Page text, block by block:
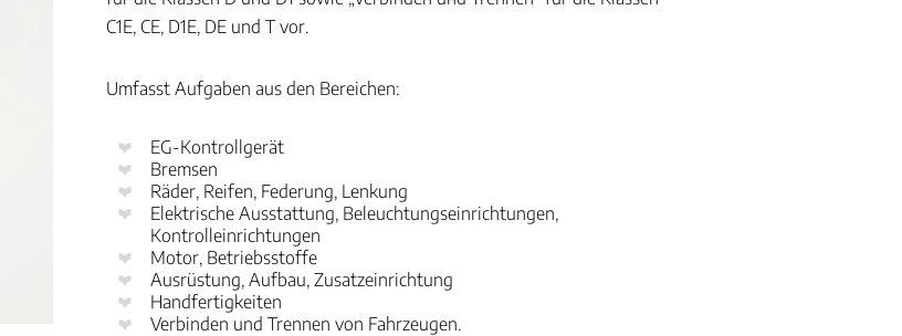
C1E, CE, D1E, DE und T vor.
Umfasst Aufgaben aus den Bereichen:
EG-Kontrollgerät
Bremsen
Räder, Reifen, Federung, Lenkung
Elektrische Ausstattung, Beleuchtungseinrichtungen,
Kontrolleinrichtungen
Motor, Betriebsstoffe
Ausrüstung, Aufbau, Zusatzeinrichtung
Handfertigkeiten
Verbinden und Trennen von Fahrzeugen.